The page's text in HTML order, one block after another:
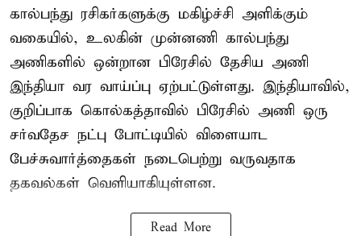
கால்பந்து ரசிகர்களுக்கு மகிழ்ச்சி அளிக்கும்
வகையில், உலகின் முன்னணி கால்பந்து
அணிகளில் ஒன்றான பிரேசில் தேசிய அணி
இந்தியா வர வாய்ப்பு ஏற்பட்டுள்ளது. இந்தியாவில்,
குறிப்பாக கொல்கத்தாவில் பிரேசில் அணி ஒரு
சர்வதேச நட்பு போட்டியில் விளையாட
பேச்சுவார்த்தைகள் நடைபெற்று வருவதாக
தகவல்கள் வெளியாகியுள்ளன.
Read More